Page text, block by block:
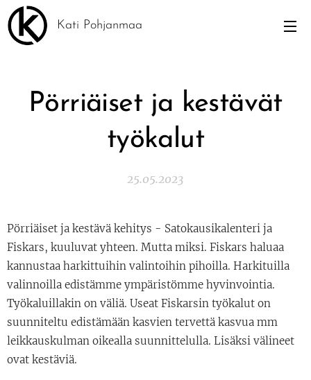
Kati Pohjanmaa
Pörriäiset ja kestävät
työkalut
25.05.2023
Pörriäiset ja kestävä kehitys - Satokausikalenteri ja
Fiskars, kuuluvat yhteen. Mutta miksi. Fiskars haluaa
kannustaa harkittuihin valintoihin pihoilla. Harkituilla
valinnoilla edistämme ympäristömme hyvinvointia.
Työkaluillakin on väliä. Useat Fiskarsin työkalut on
suunniteltu edistämään kasvien tervettä kasvua mm
leikkauskulman oikealla suunnittelulla. Lisäksi välineet
ovat kestäviä.